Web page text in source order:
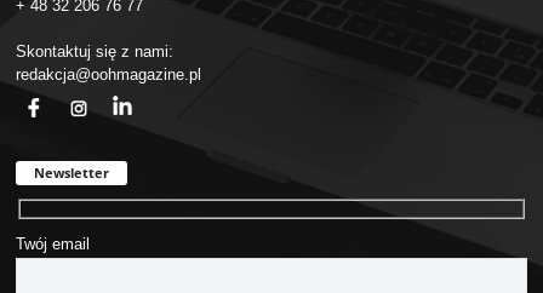
+ 48 32 206 76 77
Skontaktuj się z nami:
redakcja@oohmagazine.pl
Newsletter
Twój email